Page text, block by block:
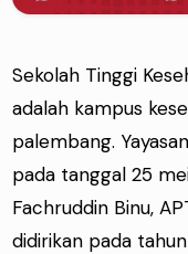
Sekolah Tinggi
adalah kampus
palembang.
pada tanggal 25
Fachruddin Binu,
didirikan pada